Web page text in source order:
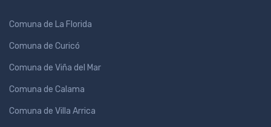
Comuna de La Florida
Comuna de Curicó
Comuna de Viña del Mar
Comuna de Calama
Comuna de Villa Arrica